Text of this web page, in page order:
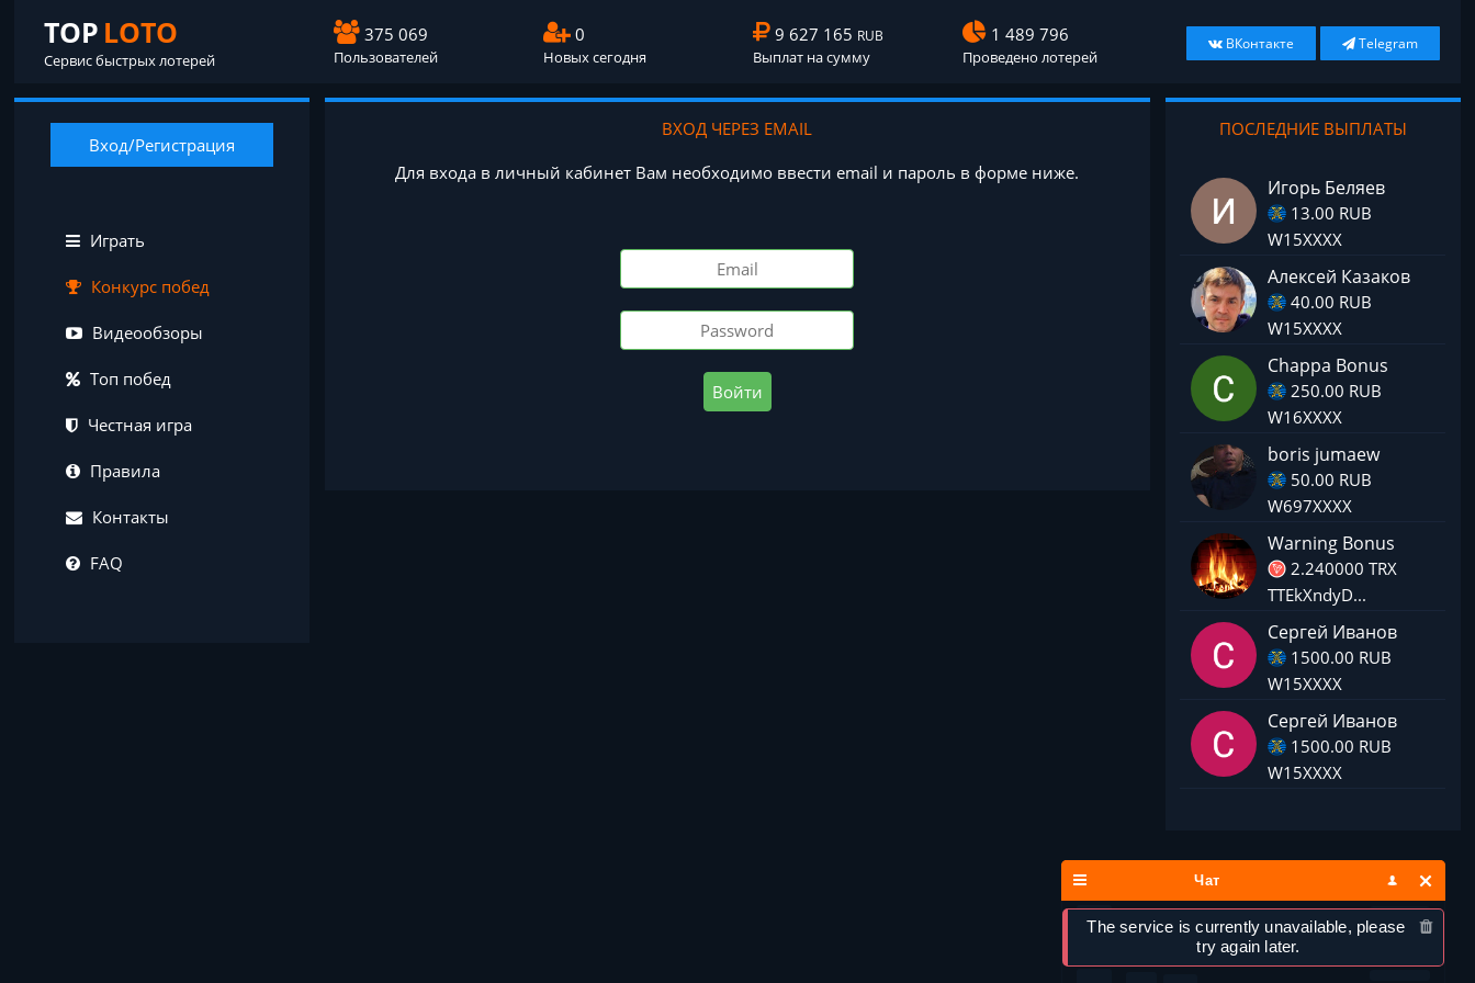
TOP LOTO
Сервис быстрых лотерей
375 069
Пользователей
0
Новых сегодня
9 627 165 RUB
Выплат на сумму
1 489 796
Проведено лотерей
ВКонтакте Telegram
Вход/Регистрация
Играть
Конкурс побед
Видеообзоры
Топ побед
Честная игра
Правила
Контакты
FAQ
ВХОД ЧЕРЕЗ EMAIL
Для входа в личный кабинет Вам необходимо ввести email и пароль в форме ниже.
ПОСЛЕДНИЕ ВЫПЛАТЫ
Игорь Беляев
13.00 RUB
W15XXXX
Алексей Казаков
40.00 RUB
W15XXXX
Chappa Bonus
250.00 RUB
W16XXXX
boris jumaew
50.00 RUB
W697XXXX
Warning Bonus
2.240000 TRX
TTEkXndyD...
Сергей Иванов
1500.00 RUB
W15XXXX
Сергей Иванов
1500.00 RUB
W15XXXX
Чат
The service is currently unavailable, please
try again later.